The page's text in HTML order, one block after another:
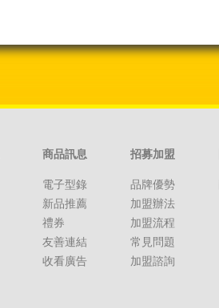
商品訊息
電子型錄
新品推薦
禮券
友善連結
收看廣告
招募加盟
品牌優勢
加盟辦法
加盟流程
常見問題
加盟諮詢